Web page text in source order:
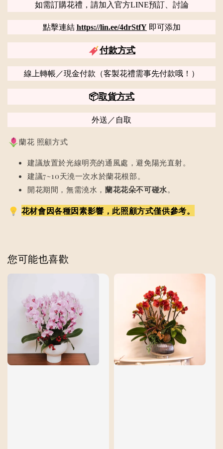
如需訂購花禮，請加入官方LINE預訂、討論
點擊連結 https://lin.ee/4drStfY即可添加
付款方式
線上轉帳／現金付款（客製花禮需事先付款哦！）
📦取貨方式
外送／自取
蘭花 照顧方式
建議放置於光線明亮的通風處，避免陽光直射。
建議7~10天澆一次水於蘭花根部。
開花期間，無需澆水， 蘭花花朵不可碰水。
花材會因各種因素影響，此照顧方式僅供參考。
您可能也喜歡